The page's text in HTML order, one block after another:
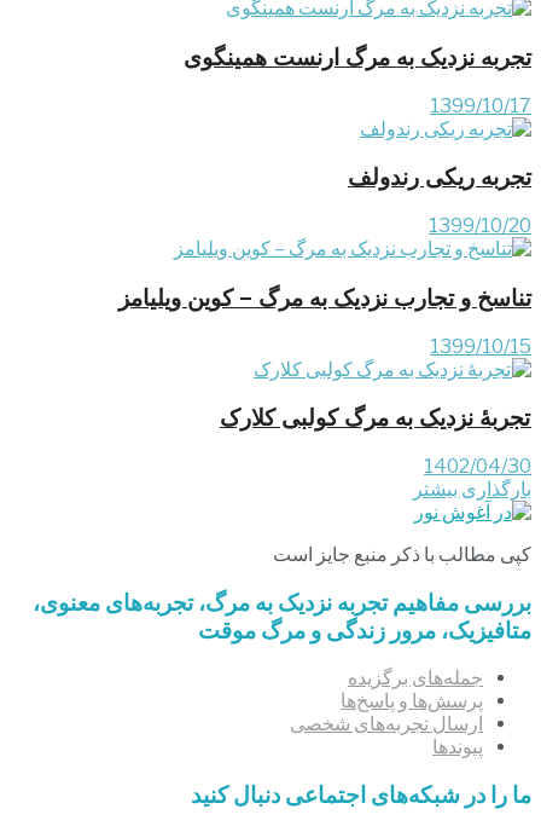
تجربه نزدیک به مرگ ارنست همینگوی
1399/10/17
تجربه ریکی رندولف
1399/10/20
تناسخ و تجارب نزدیک به مرگ – کوین ویلیامز
1399/10/15
تجربۀ نزدیک به مرگ کولبی کلارک
1402/04/30
بارگذاری بیشتر
کپی مطالب با ذکر منبع جایز است
بررسی مفاهیم تجربه‌ نزدیک به مرگ، تجربه‌های معنوی،
متافیزیک، مرور زندگی و مرگ موقت
جمله‌های برگزیده
پرسش‌ها و پاسخ‌ها
ارسال تجربه‌های شخصی
پیوندها
ما را در شبکه‌های اجتماعی دنبال کنید